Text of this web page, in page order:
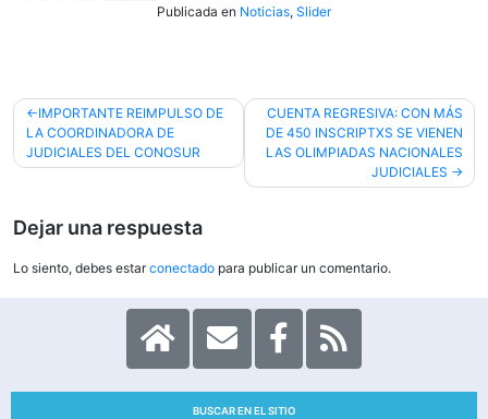
Publicada en Noticias, Slider
Navegación
de
entradas
IMPORTANTE REIMPULSO DE
LA COORDINADORA DE
JUDICIALES DEL CONOSUR
CUENTA REGRESIVA: CON MÁS
DE 450 INSCRIPTXS SE VIENEN
LAS OLIMPIADAS NACIONALES
JUDICIALES
Dejar una respuesta
Lo siento, debes estarconectado para publicar un comentario.
BUSCAR EN EL SITIO